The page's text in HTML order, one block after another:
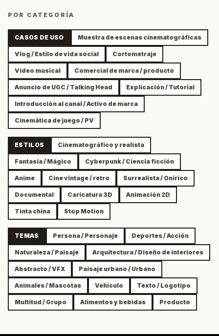
POR CATEGORÍA
CASOS DE USO Muestra de escenas cinematográficas
Vlog / Estilo de vida social Cortometraje
Video musical Comercial de marca / producto
Anuncio de UGC / Talking Head Explicación / Tutorial
Introducción al canal / Activo de marca
Cinemática de juego / PV
ESTILOS Cinematográfico y realista
Fantasía / Mágico Cyberpunk / Ciencia ficción
Anime Cine vintage / retro Surrealista / Onírico
Documental Caricatura 3D Animación 2D
Tinta china Stop Motion
TEMAS Persona / Personaje Deportes / Acción
Naturaleza / Paisaje Arquitectura / Diseño de interiores
Abstracto / VFX Paisaje urbano / Urbano
Animales / Mascotas Vehículo Texto / Logotipo
Multitud / Grupo Alimentos y bebidas Producto